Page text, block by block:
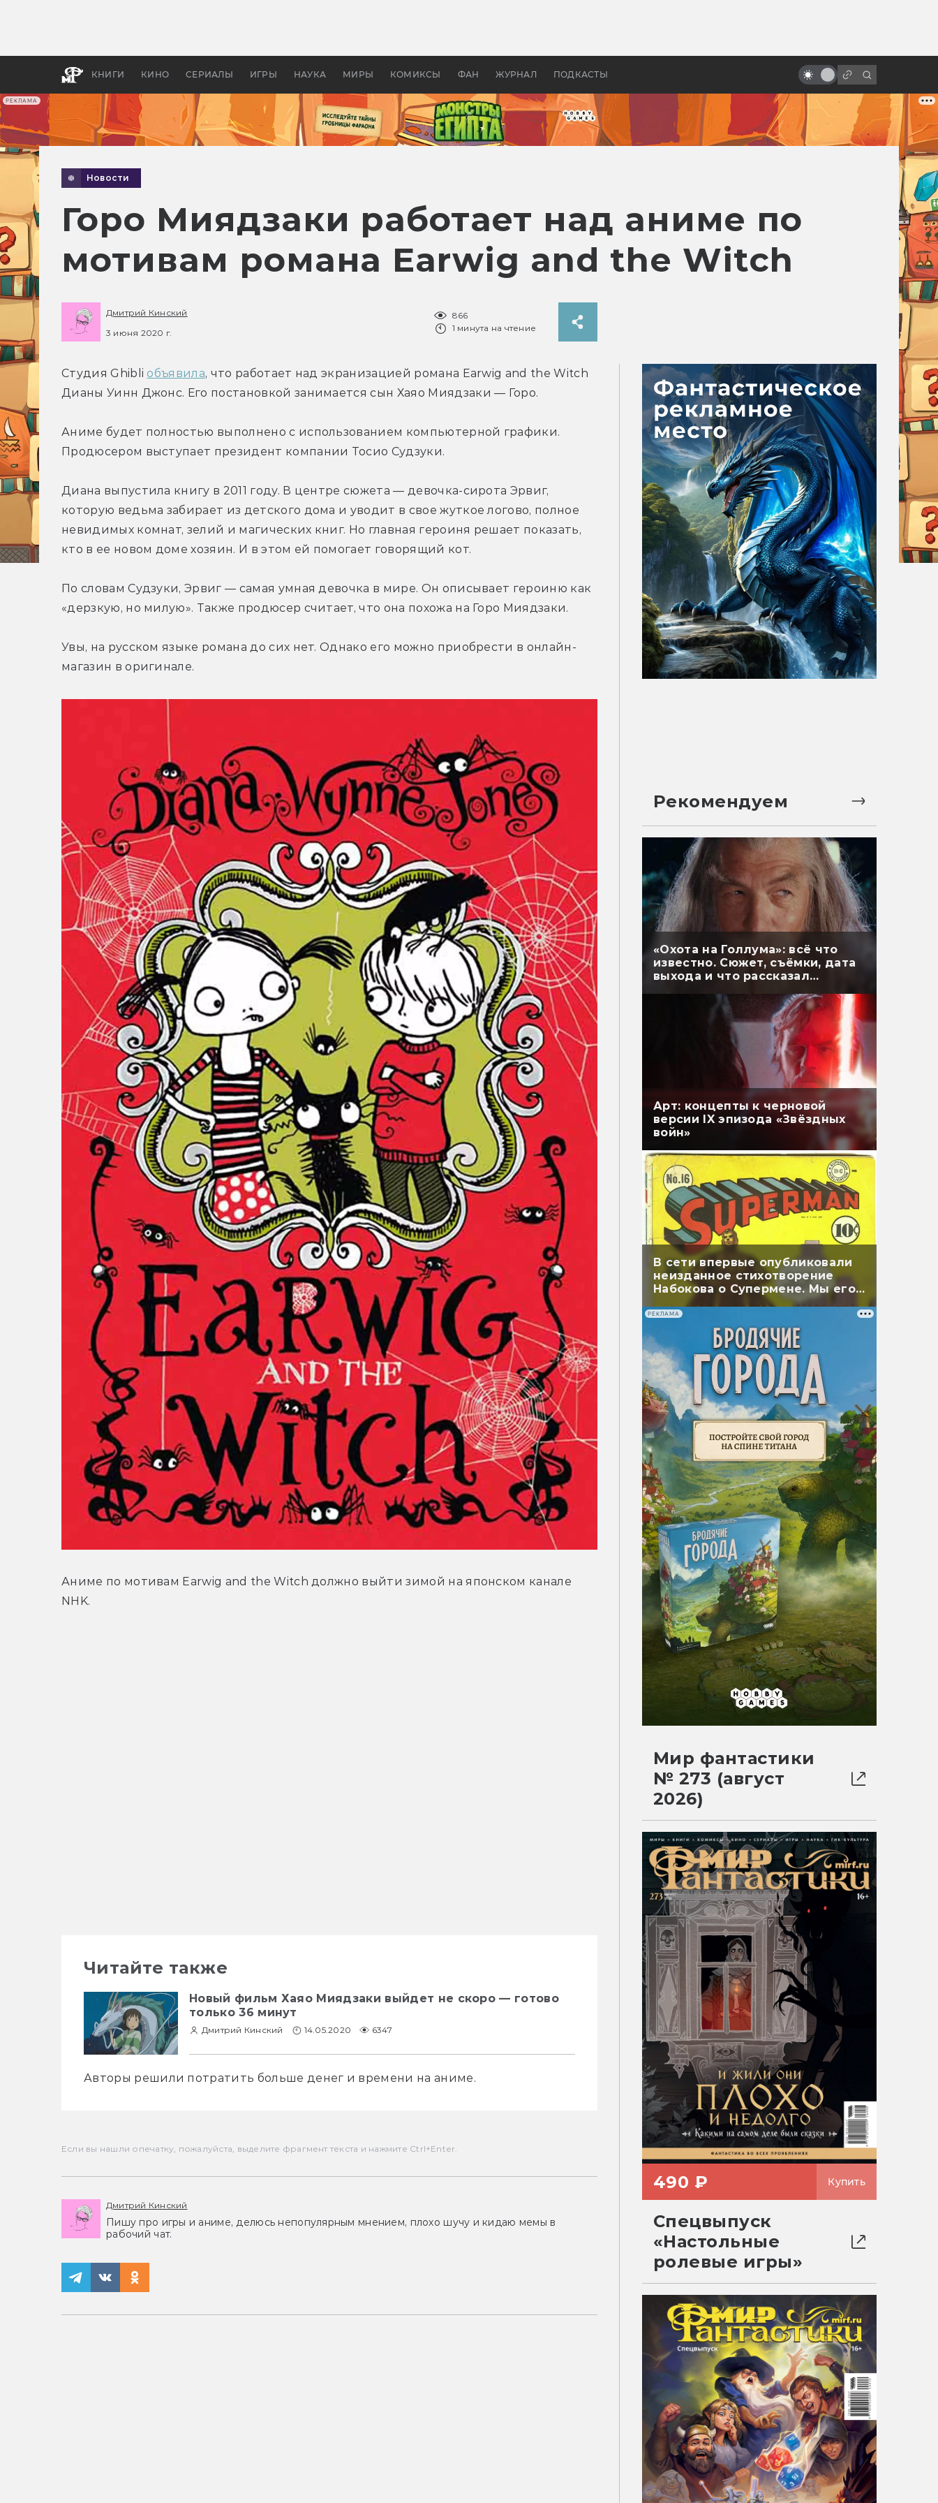
РЕКЛАМА
КНИГИ КИНО СЕРИАЛЫ ИГРЫ НАУКА МИРЫ КОМИКСЫ ФАН ЖУРНАЛ ПОДКАСТЫ
апокалипсис, в России —
бы «Властелина колец»
ужасов: от «Вия» до «Гоголя»
Новости
Горо Миядзаки работает над аниме по
мотивам романа Earwig and the Witch
Дмитрий Кинский
3 июня 2020 г.
866
1 минута на чтение
Студия Ghibli объявила, что работает над экранизацией романа Earwig and the Witch
Дианы Уинн Джонс. Его постановкой занимается сын Хаяо Миядзаки — Горо.
Аниме будет полностью выполнено с использованием компьютерной графики.
Продюсером выступает президент компании Тосио Судзуки.
Диана выпустила книгу в 2011 году. В центре сюжета — девочка-сирота Эрвиг,
которую ведьма забирает из детского дома и уводит в свое жуткое логово, полное
невидимых комнат, зелий и магических книг. Но главная героиня решает показать,
кто в ее новом доме хозяин. И в этом ей помогает говорящий кот.
По словам Судзуки, Эрвиг — самая умная девочка в мире. Он описывает героиню как
«дерзкую, но милую». Также продюсер считает, что она похожа на Горо Миядзаки.
Увы, на русском языке романа до сих нет. Однако его можно приобрести в онлайн-
магазин в оригинале.
Аниме по мотивам Earwig and the Witch должно выйти зимой на японском канале
NHK.
Читайте также
Новый фильм Хаяо Миядзаки выйдет не скоро — готово
только 36 минут
Дмитрий Кинский 14.05.2020 6347
Авторы решили потратить больше денег и времени на аниме.
Если вы нашли опечатку, пожалуйста, выделите фрагмент текста и нажмите Ctrl+Enter.
Дмитрий Кинский
Пишу про игры и аниме, делюсь непопулярным мнением, плохо шучу и кидаю мемы в
рабочий чат.
Рекомендуем
«Охота на Голлума»: всё что
известно. Сюжет, съёмки, дата
выхода и что рассказал
Арт: концепты к черновой
версии IX эпизода «Звёздных
войн»
В сети впервые опубликовали
неизданное стихотворение
Набокова о Супермене. Мы его
перевели
РЕКЛАМА
Мир фантастики
№ 273 (август
2026)
490 ₽ Купить
Спецвыпуск
«Настольные
ролевые игры»